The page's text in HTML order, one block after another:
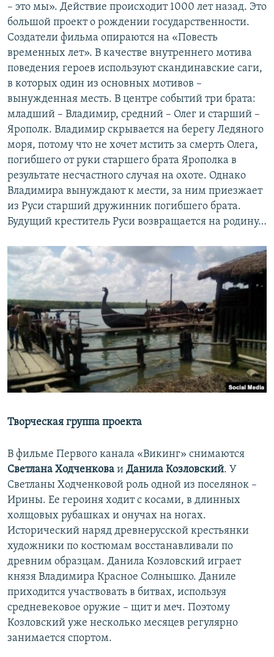
– это мы». Действие происходит 1000 лет назад. Это
большой проект о рождении государственности.
Создатели фильма опираются на «Повесть
временных лет». В качестве внутреннего мотива
поведения героев используют скандинавские саги,
в которых один из основных мотивов –
вынужденная месть. В центре событий три брата:
младший – Владимир, средний – Олег и старший –
Ярополк. Владимир скрывается на берегу Ледяного
моря, потому что не хочет мстить за смерть Олега,
погибшего от руки старшего брата Ярополка в
результате несчастного случая на охоте. Однако
Владимира вынуждают к мести, за ним приезжает
из Руси старший дружинник погибшего брата.
Будущий креститель Руси возвращается на родину…
Творческая группа проекта
В фильме Первого канала «Викинг» снимаются
Светлана Ходченкова и Данила Козловский. У
Светланы Ходченковой роль одной из поселянок –
Ирины. Ее героиня ходит с косами, в длинных
холщовых рубашках и онучах на ногах.
Исторический наряд древнерусской крестьянки
художники по костюмам восстанавливали по
древним образцам. Данила Козловский играет
князя Владимира Красное Солнышко. Даниле
приходится участвовать в битвах, используя
средневековое оружие – щит и меч. Поэтому
Козловский уже несколько месяцев регулярно
занимается спортом.